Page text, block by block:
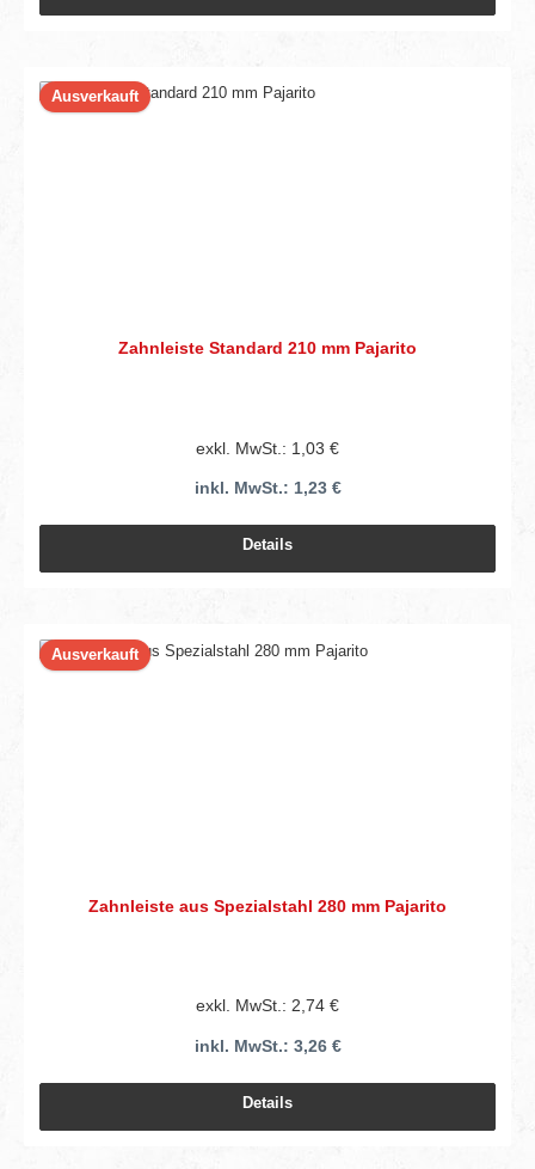
Ausverkauft
Zahnleiste Standard 210 mm Pajarito
exkl. MwSt.: 1,03 €
inkl. MwSt.: 1,23 €
Details
Ausverkauft
Zahnleiste aus Spezialstahl 280 mm Pajarito
exkl. MwSt.: 2,74 €
inkl. MwSt.: 3,26 €
Details